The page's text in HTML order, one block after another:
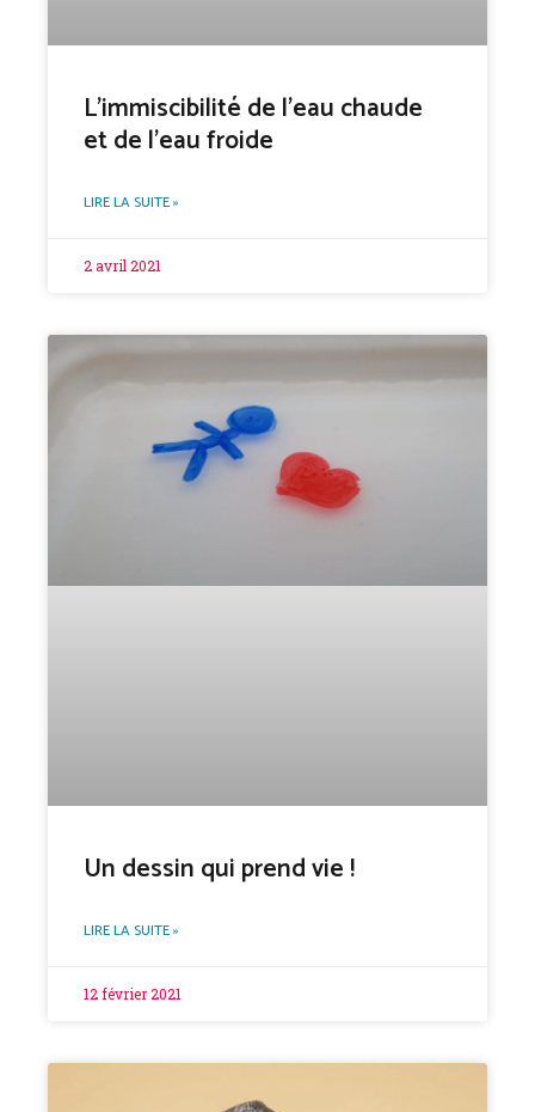
L’immiscibilité de l’eau chaude
et de l’eau froide
LIRE LA SUITE »
2 avril 2021
Un dessin qui prend vie !
LIRE LA SUITE »
12 février 2021